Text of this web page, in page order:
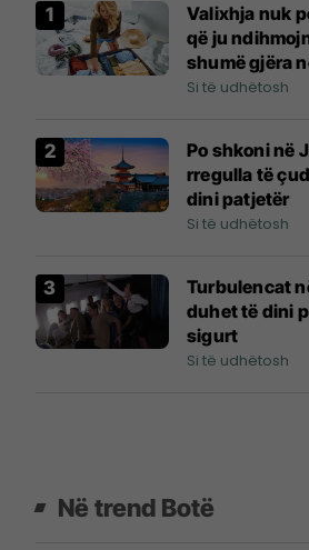
Valixhja nuk
që ju
shumë gjëra
Si të udhëtosh
Po shkoni në
rregulla të
dini patjetër
Si të udhëtosh
Turbulencat
duhet të dini
sigurt
Si të udhëtosh
Në trend Botë